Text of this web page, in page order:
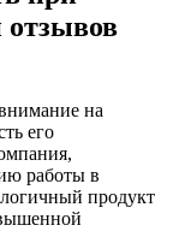
отзывов
на
его
работы в
продукт